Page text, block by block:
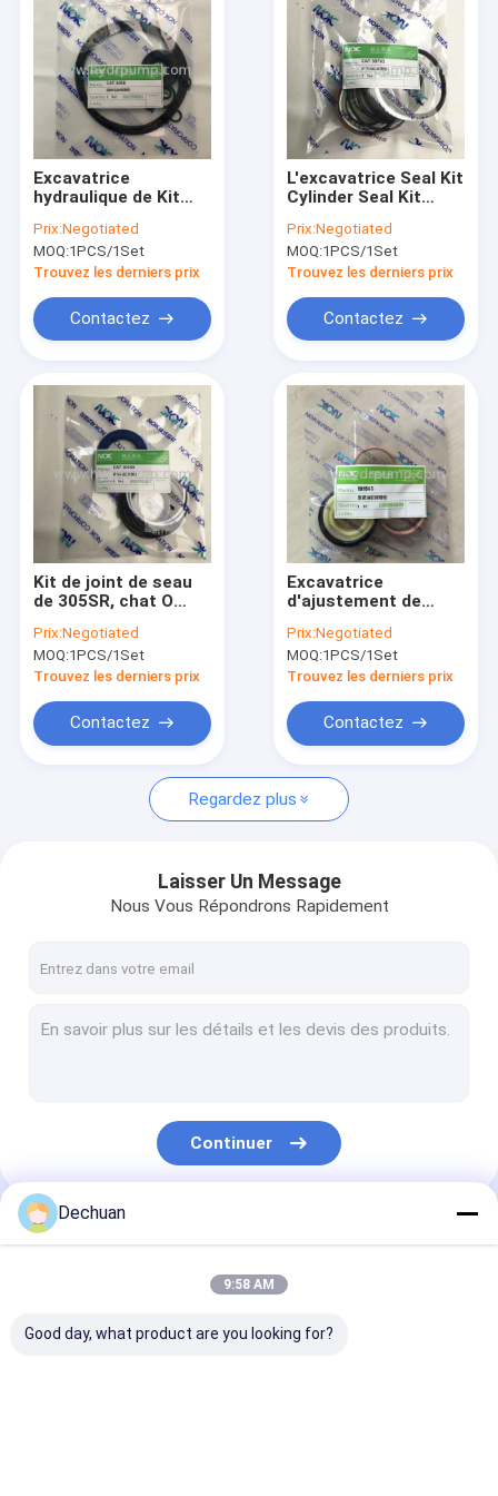
Produits
Vidéos
VR Show
A propos de nous
Contrôle de la qualité
Contact
Tous les cas
Demande de soumission
Excavatrice Control Valve
Excavatrice Seal Kit
Excavatrice
hydraulique de Kit
joint de moteur
d'oscillation
Prix:Negotiated
MOQ:1PCS/1Set
Trouvez les derniers prix
Contactez
L'excavatrice Seal Kit
Cylinder Seal Kit
approuvé
Prix:Negotiated
MOQ:1PCS/1Set
Trouvez les derniers prix
Contactez
Kit de joint de seau
de 305SR, chat O
Excavator de cylindre
Prix:Negotiated
MOQ:1PCS/1Set
Trouvez les derniers prix
Contactez
Excavatrice
d'ajustement de
For d'excavatrice du
CHASSEUR HT65
Prix:Negotiated
MOQ:1PCS/1Set
Trouvez les derniers prix
Contactez
Regardez plus
Laisser Un Message
Nous Vous Répondrons Rapidement
Continuer
Nos Catégories
Dechuan
9:58 AM
Good day, what product are you looking for?